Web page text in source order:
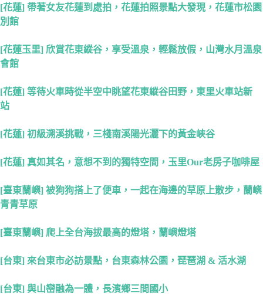
[花蓮] 帶著女友花蓮到處拍，花蓮拍照景點大發現，花蓮市松園
別館
[花蓮玉里] 欣賞花東縱谷，享受溫泉，輕鬆放假，山灣水月溫泉
會館
[花蓮] 等待火車時從半空中眺望花東縱谷田野，東里火車站新
站
[花蓮] 初級溯溪挑戰，三棧南溪陽光灑下的黃金峽谷
[花蓮] 真如其名，意想不到的獨特空間，玉里Our老房子咖啡屋
[臺東蘭嶼] 被狗狗搭上了便車，一起在海邊的草原上散步，蘭嶼
青青草原
[臺東蘭嶼] 爬上全台海拔最高的燈塔，蘭嶼燈塔
[台東] 來台東市必訪景點，台東森林公園，琵琶湖 & 活水湖
[台東] 與山巒融為一體，長濱鄉三間國小